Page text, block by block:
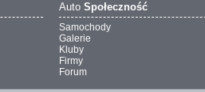
Auto Społeczność
Samochody
Galerie
Kluby
Firmy
Forum